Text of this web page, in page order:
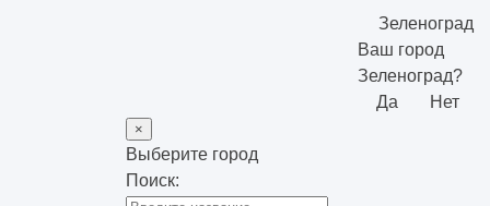
Зеленоград
Ваш город
Зеленоград?
Да
Нет
×
Выберите город
Поиск: